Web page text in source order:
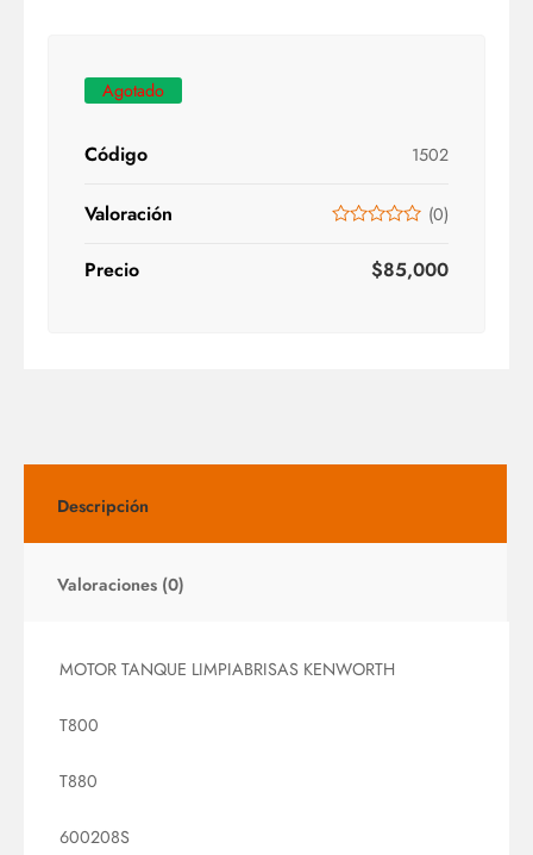
Agotado
Código 1502
Valoración (0)
Precio $85,000
Descripción
Valoraciones (0)
MOTOR TANQUE LIMPIABRISAS KENWORTH
T800
T880
600208S